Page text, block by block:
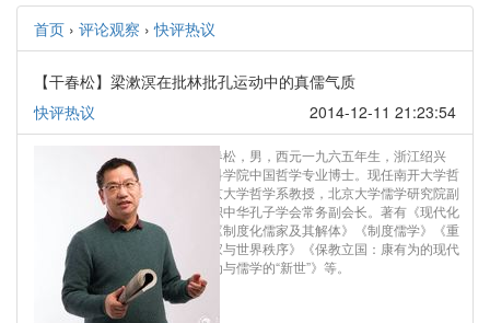
首页 › 评论观察 ›快评热议
【干春松】梁漱溟在批林批孔运动中的真儒气质
快评热议
2014-12-11 21:23:54
作者简介：干春松，男，西元一九六五年生，浙江绍兴
人，中国社会科学院中国哲学专业博士。现任南开大学哲
学院院长，北京大学哲学系教授，北京大学儒学研究院副
院长，社会兼职中华孔子学会常务副会长。著有《现代化
与文化选择》《制度化儒家及其解体》《制度儒学》《重
回王道——儒家与世界秩序》《保教立国：康有为的现代
方略》《康有为与儒学的“新世”》等。